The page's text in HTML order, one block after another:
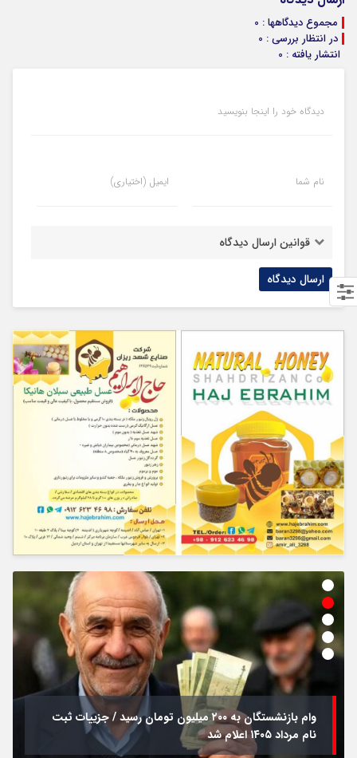
مجموع دیدگاهها : 0
در انتظار بررسی : 0
انتشار یافته : 0
دیدگاه خود را اینجا بنویسید
نام شما ایمیل (اختیاری)
قوانین ارسال دیدگاه
وام بازنشستگان به ۲۰۰ میلیون تومان رسید / جزییات ثبت
نام مرداد ۱۴۰۵ اعلام شد